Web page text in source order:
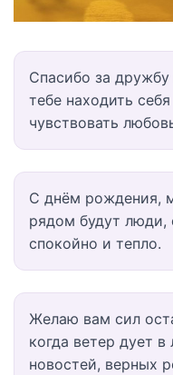
Спасибо за
тебе находить
чувствовать
С днём рождения,
рядом будут люди,
спокойно и тепло.
Желаю вам сил
когда ветер дует
новостей, верных